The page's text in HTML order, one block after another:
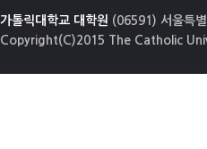
가톨릭대학교 대학원 (06591) 서울특
Copyright(C)2015 The Catholic